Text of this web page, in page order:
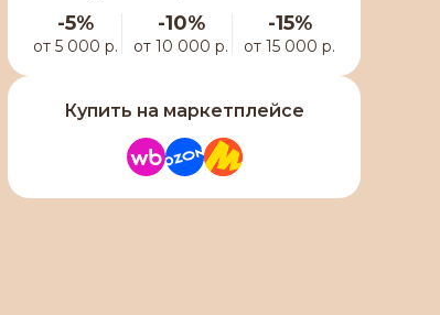
-5%
от 5 000 р.
-10%
от 10 000 р.
-15%
от 15 000 р.
Купить на маркетплейсе